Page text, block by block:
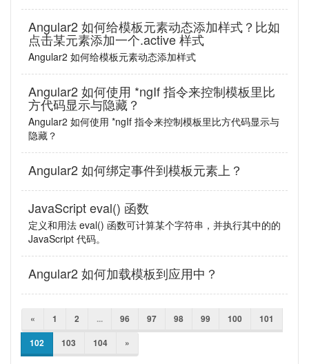
Angular2 如何给模板元素动态添加样式？比如
点击某元素添加一个.active 样式
Angular2 如何给模板元素动态添加样式
Angular2 如何使用 *ngIf 指令来控制模板里比
方代码显示与隐藏？
Angular2 如何使用 *ngIf 指令来控制模板里比方代码显示与
隐藏？
Angular2 如何绑定事件到模板元素上？
JavaScript eval() 函数
定义和用法 eval() 函数可计算某个字符串，并执行其中的的
JavaScript 代码。
Angular2 如何加载模板到应用中？
« 1 2 ... 96 97 98 99 100
101
102
103 104 »